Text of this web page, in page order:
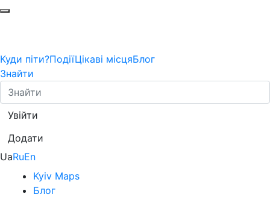
Куди піти?ПодіїЦікаві місцяБлог
Знайти
Увійти
Додати
UaRuEn
Kyiv Maps
Блог